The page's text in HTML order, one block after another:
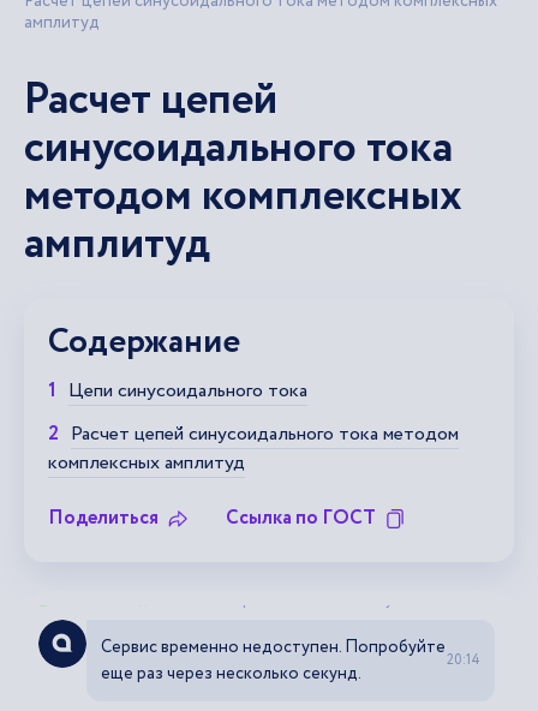
амплитуд
Расчет цепей
синусоидального тока
методом комплексных
амплитуд
Содержание
Цепи синусоидального тока
Расчет цепей синусоидального тока методом
комплексных амплитуд
Поделиться
Ссылка по ГОСТ